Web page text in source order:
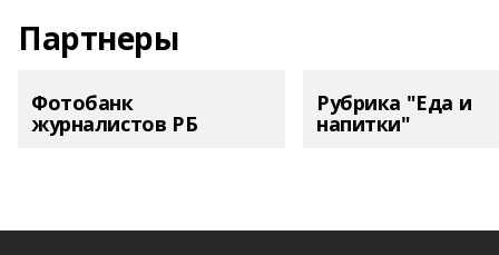
Партнеры
Фотобанк
журналистов РБ
Рубрика "Еда и
напитки"